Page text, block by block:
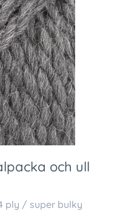
och ull
ply / super bulky